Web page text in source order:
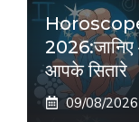
आपके सितारे
09/08/2026